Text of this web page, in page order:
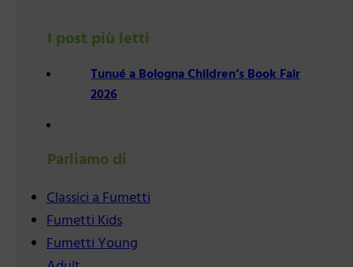
I post più letti
Tunué a Bologna Children’s Book Fair
2026
Parliamo di
Classici a Fumetti
Fumetti Kids
Fumetti Young